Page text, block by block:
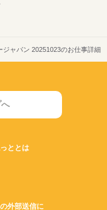
ジャパン 20251023のお仕事詳細
ととは
外部送信に